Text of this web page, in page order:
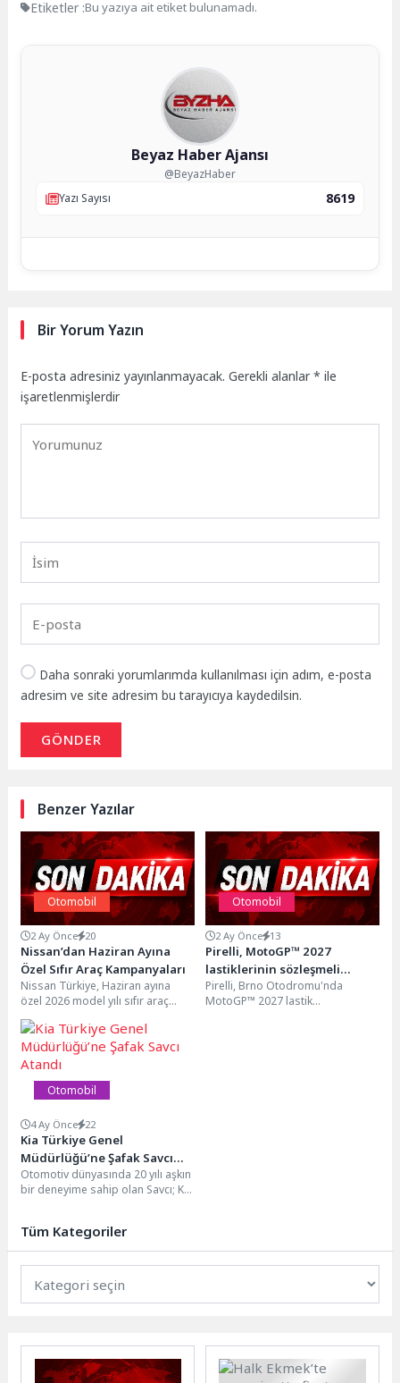
Etiketler :Bu yazıya ait etiket bulunamadı.
Beyaz Haber Ajansı
@BeyazHaber
Yazı Sayısı
8619
Bir Yorum Yazın
E-posta adresiniz yayınlanmayacak. Gerekli alanlar* ile
işaretlenmişlerdir
Daha sonraki yorumlarımda kullanılması için adım, e-posta
adresim ve site adresim bu tarayıcıya kaydedilsin.
GÖNDER
Benzer Yazılar
Otomobil
2 Ay Önce 20
Nissan’dan Haziran Ayına
Özel Sıfır Araç Kampanyaları
Nissan Türkiye, Haziran ayına
özel 2026 model yılı sıfır araç
kampanyalarını duyurdu. Bireysel
ve ticari...
Otomobil
2 Ay Önce 13
Pirelli, MotoGP™ 2027
lastiklerinin sözleşmeli
sürücülerle gerçekleştirilen
ilk testini Brno’da tamamladı
Pirelli, Brno Otodromu'nda
MotoGP™ 2027 lastik
Otomobil
4 Ay Önce 22
Kia Türkiye Genel
Müdürlüğü’ne Şafak Savcı
Atandı
Otomotiv dünyasında 20 yılı aşkın
bir deneyime sahip olan Savcı; Kia
Tüm Kategoriler